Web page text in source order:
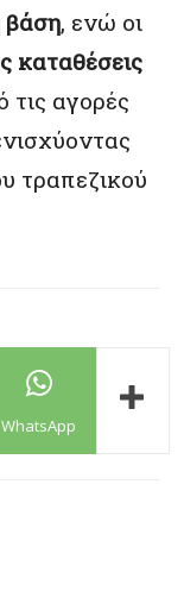
βάση, ενώ οι
καταθέσεις
τις αγορές
τραπεζικού
WhatsApp